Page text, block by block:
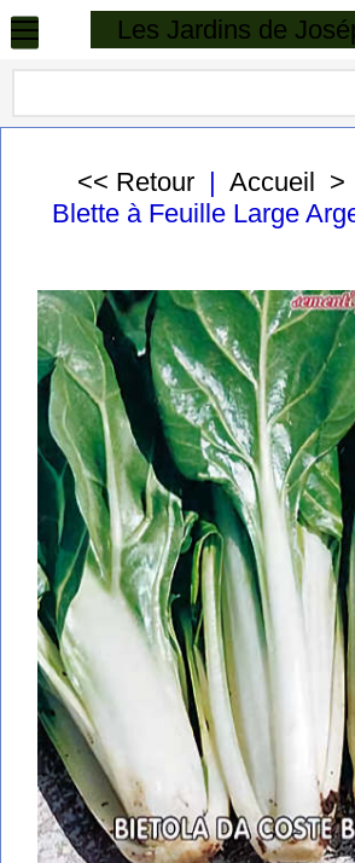
Les Jardins de
<< Retour | Accueil >
Blette à Feuille Large